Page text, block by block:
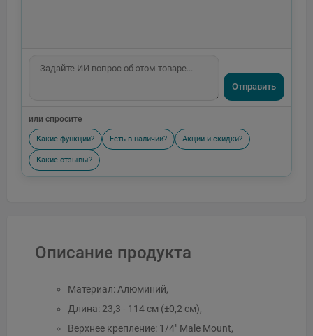
Отправить
или спросите
Какие функции? Есть в наличии? Акции и скидки?
Какие отзывы?
Описание продукта
Материал: Алюминий,
Длина: 23,3 - 114 см (±0,2 см),
Верхнее крепление: 1/4" Male Mount,